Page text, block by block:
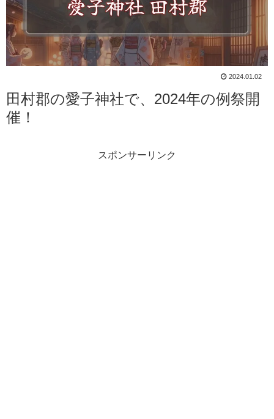
2024.01.02
田村郡の愛子神社で、2024年の例祭開
催！
スポンサーリンク